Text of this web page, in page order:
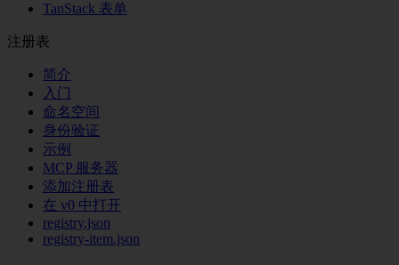
TanStack 表单
注册表
简介
入门
命名空间
身份验证
示例
MCP 服务器
添加注册表
在 v0 中打开
registry.json
registry-item.json